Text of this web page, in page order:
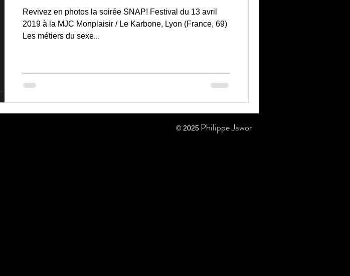
Revivez en photos la soirée SNAP! Festival du 13 avril
2019 à la MJC Monplaisir / Le Karbone, Lyon (France, 69)
Les métiers du sexe...
© 2025 Philippe Jawor